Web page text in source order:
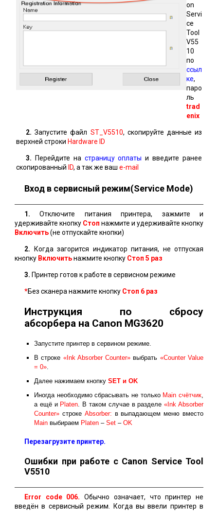
on
Servi
ce
Tool
V55
10
по
ссыл
ке,
паро
ль
trad
enix
2. Запустите файл ST_V5510, скопируйте данные из
верхней строки Hardware ID
3. Перейдите на страницу оплаты и введите ранее
скопированный ID, а так же ваш e-mail
Вход в сервисный режим(Service Mode)
1. Отключите питания принтера, зажмите и
удерживайте кнопку Стоп нажмите и удерживайте кнопку
Включить(не отпускайте кнопки)
2. Когда загорится индикатор питания, не отпуская
кнопку Включитьнажмите кнопку Стоп 5 раз
3. Принтер готов к работе в сервисном режиме
*Без сканера нажмите кнопку Стоп 6 раз
Инструкция по сбросу
абсорбера на Canon MG3620
Запустите принтер в сервином режиме.
В строке «Ink Absorber Counter» выбрать «Counter Value
= 0».
Далее нажимаем кнопку SET и ОK
Иногда необходимо сбрасывать не только Main счётчик,
а ещё и Platen. В таком случае в разделе«Ink Absorber
Counter» строке Absorber: в выпадающем меню вместо
Main выбираем Platen – Set – OK
Перезагрузите принтер.
Ошибки при работе с Canon Service Tool
V5510
Error code 006. Обычно означает, что принтер не
введён в сервисный режим. Когда вы ввели принтер в